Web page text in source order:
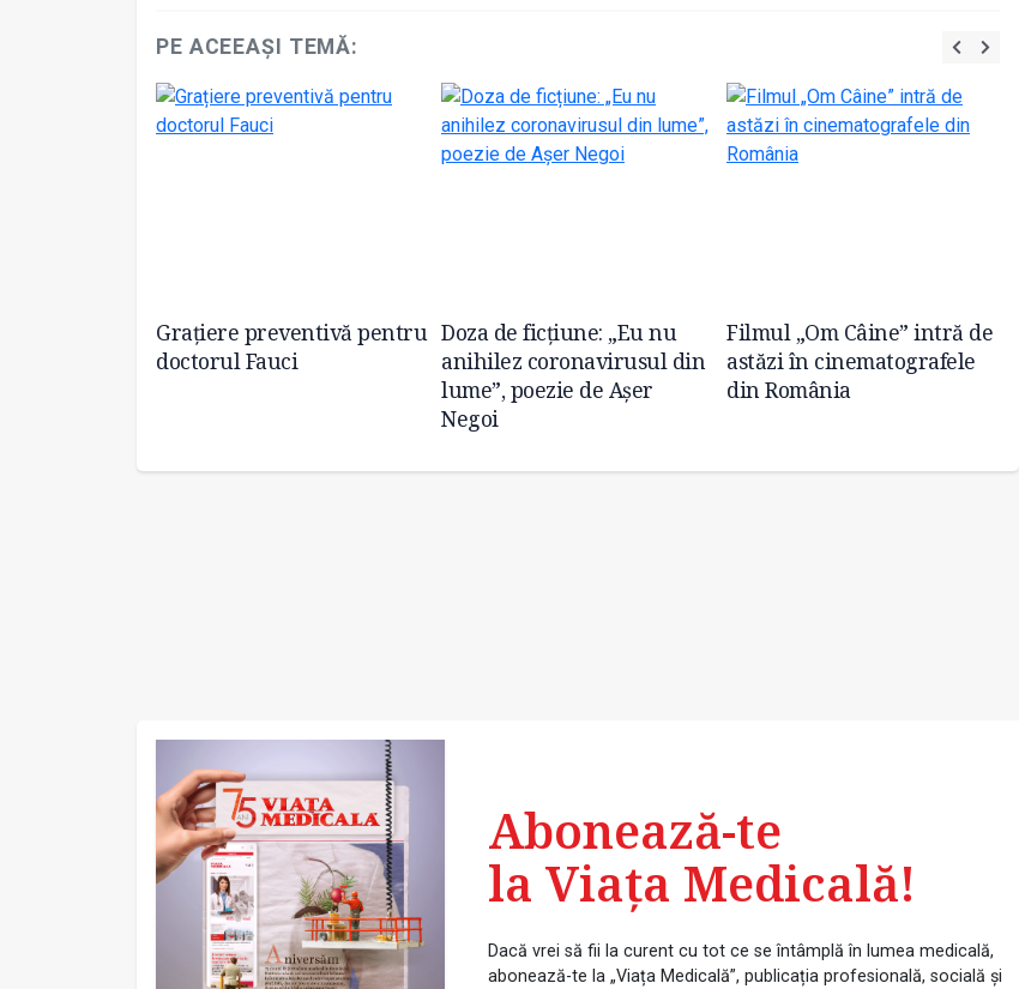
PE ACEEAȘI TEMĂ:
Grațiere preventivă pentru
doctorul Fauci
Doza de ficțiune: „Eu nu
anihilez coronavirusul din
lume”, poezie de Așer
Negoi
Filmul „Om Câine” intră de
astăzi în cinematografele
din România
Abonează-te
la Viața Medicală!
Dacă vrei să fii la curent cu tot ce se întâmplă în lumea medicală,
abonează-te la „Viața Medicală”, publicația profesională, socială și